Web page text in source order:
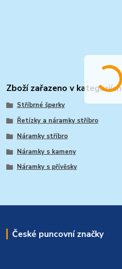
Zboží zařazeno v kategoriích
Stříbrné šperky
Řetízky a náramky stříbro
Náramky stříbro
Náramky s kameny
Náramky s přívěsky
České puncovní značky